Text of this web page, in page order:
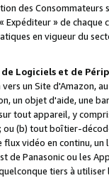
des
» de
en vigueur du
de Logiciels et de
un Site d'Amazon,
un objet d'aide, une
tout appareil, y
(b) tout boîtier-
vidéo en continu,
de Panasonic ou les
tiers à